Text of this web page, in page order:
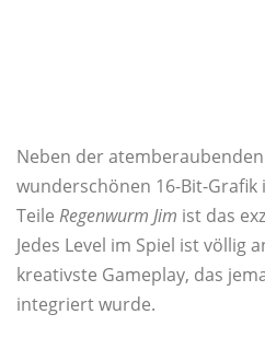
Neben der
wunderschönen 16-Bit-
Teile Regenwurm Jim ist das
Jedes Level im Spiel ist völlig
kreativste Gameplay, das
integriert wurde.